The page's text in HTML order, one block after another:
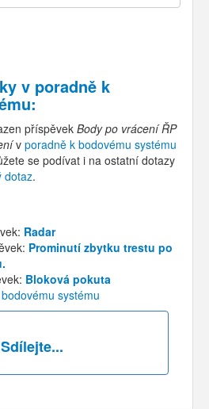
v poradně k
:
příspěvek Body po vrácení ŘP
v poradně k bodovému systému
se podívat i na ostatní dotazy
dotaz.
Radar
Prominutí zbytku trestu po
Bloková pokuta
systému
Sdílejte...